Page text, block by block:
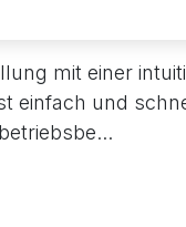
mit einer
einfach und